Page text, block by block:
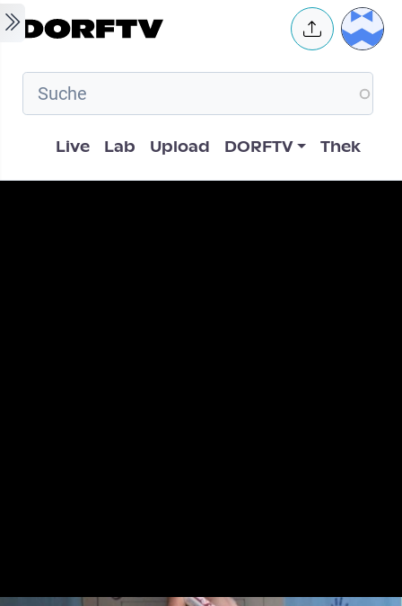
Skip to main content User
Hauptnavigation
Live Lab Upload DORFTV Thek